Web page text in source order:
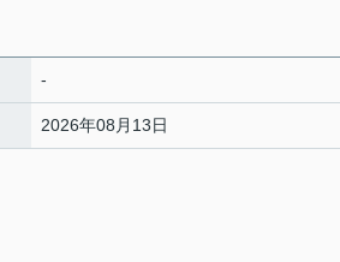
-
2026年08月13日